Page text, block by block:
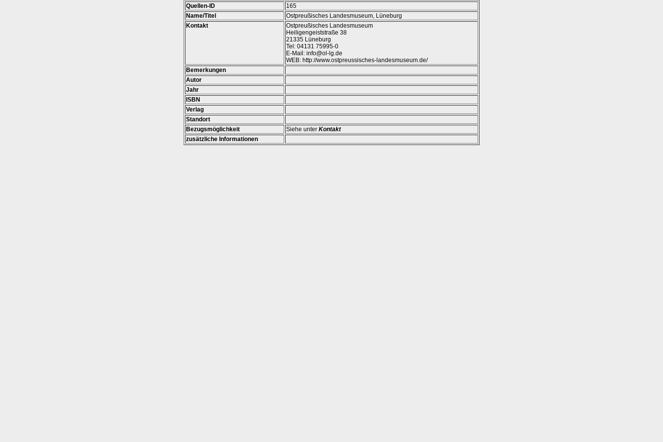
Quellen-ID
165
Name/Titel
Ostpreußisches Landesmuseum, Lüneburg
Kontakt
Ostpreußisches Landesmuseum
Heiligengeiststraße 38
21335 Lüneburg
Tel: 04131 75995-0
E-Mail: info@ol-lg.de
WEB: http://www.ostpreussisches-landesmuseum.de/
Bemerkungen
Autor
Jahr
ISBN
Verlag
Standort
Bezugsmöglichkeit
Siehe unter Kontakt
zusätzliche Informationen